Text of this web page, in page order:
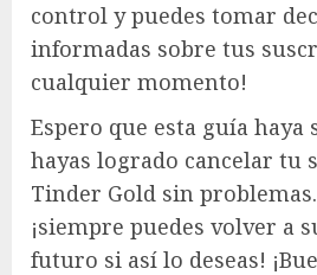
control y puedes tomar
informadas sobre tus
cualquier momento!
Espero que esta guía haya
hayas logrado cancelar tu
Tinder Gold sin
¡siempre puedes volver a
futuro si así lo deseas!